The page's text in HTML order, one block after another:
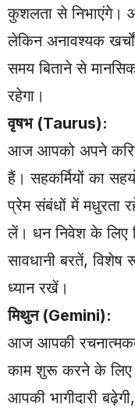
कुशलता से निभाएंगे।
लेकिन अनावश्यक
समय बिताने से
रहेगा।
वृषभ (Taurus):
आज आपको अपने
हैं। सहकर्मियों का
प्रेम संबंधों में मधुरता
लें। धन निवेश के लिए
सावधानी बरतें,
ध्यान रखें।
मिथुन (Gemini):
आज आपकी
काम शुरू करने के लिए
आपकी भागीदारी